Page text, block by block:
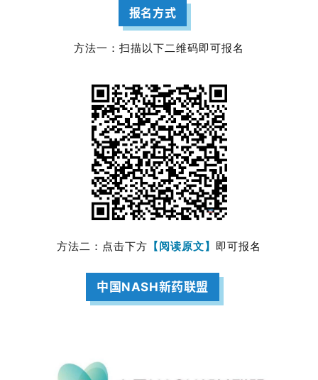
报名方式
方法一：扫描以下二维码即可报名
方法二：点击下方 【阅读原文】 即可报名
中国NASH新药联盟